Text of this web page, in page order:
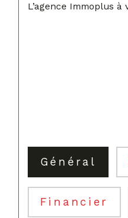
L’agence Immoplus à
Général
Financier